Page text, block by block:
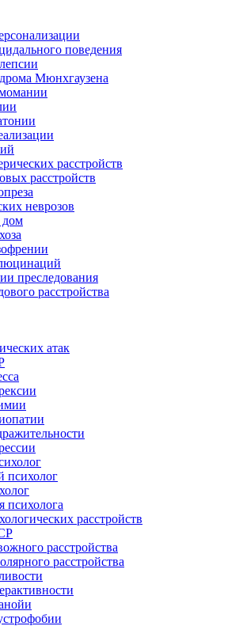
поведения
Мюнхгаузена
расстройств
расстройств
неврозов
дом
преследования
расстройства
атак
психолог
психолога
расстройств
расстройства
расстройства